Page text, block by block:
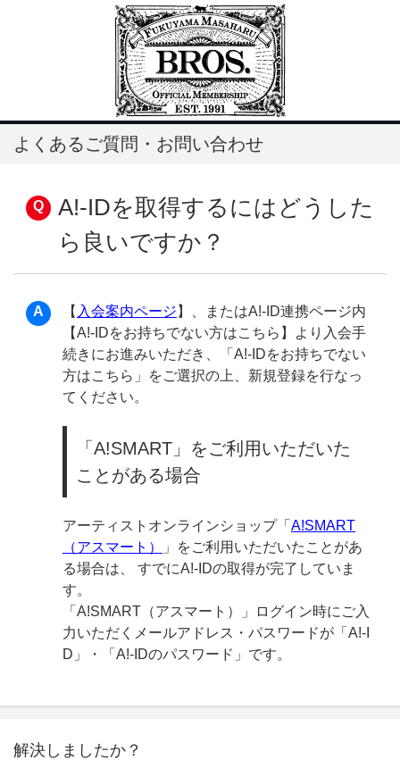
よくあるご質問・お問い合わせ
A!-IDを取得するにはどうした
ら良いですか？
【 入会案内ページ 】、またはA!-ID連携ページ内
【A!-IDをお持ちでない方はこちら】より入会手
続きにお進みいただき、「A!-IDをお持ちでない
方はこちら」をご選択の上、新規登録を行なっ
てください。
「A!SMART」をご利用いただいた
ことがある場合
アーティストオンラインショップ「 A!SMART
（アスマート）
」をご利用いただいたことがあ
る場合は、 すでにA!-IDの取得が完了していま
す。
「A!SMART（アスマート）」ログイン時にご入
力いただくメールアドレス・パスワードが「A!-I
D」・「A!-IDのパスワード」です。
解決しましたか？